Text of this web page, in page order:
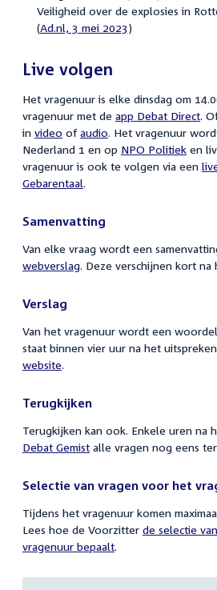
Veiligheid over de explosies in
(Ad.nl, 3 mei 2023)
Live volgen
Het vragenuur is elke dinsdag om
vragenuur met de app Debat Direct.
in video of audio. Het vragenuur
Nederland 1 en op NPO Politiek en
vragenuur is ook te volgen via een
Gebarentaal.
Samenvatting
Van elke vraag wordt een
webverslag. Deze verschijnen kort na
Verslag
Van het vragenuur wordt een
staat binnen vier uur na het
website.
Terugkijken
Terugkijken kan ook. Enkele uren na
Debat Gemist alle vragen nog eens
Selectie van vragen voor het
Tijdens het vragenuur komen
Lees hoe de Voorzitter de selectie
vragenuur bepaalt.